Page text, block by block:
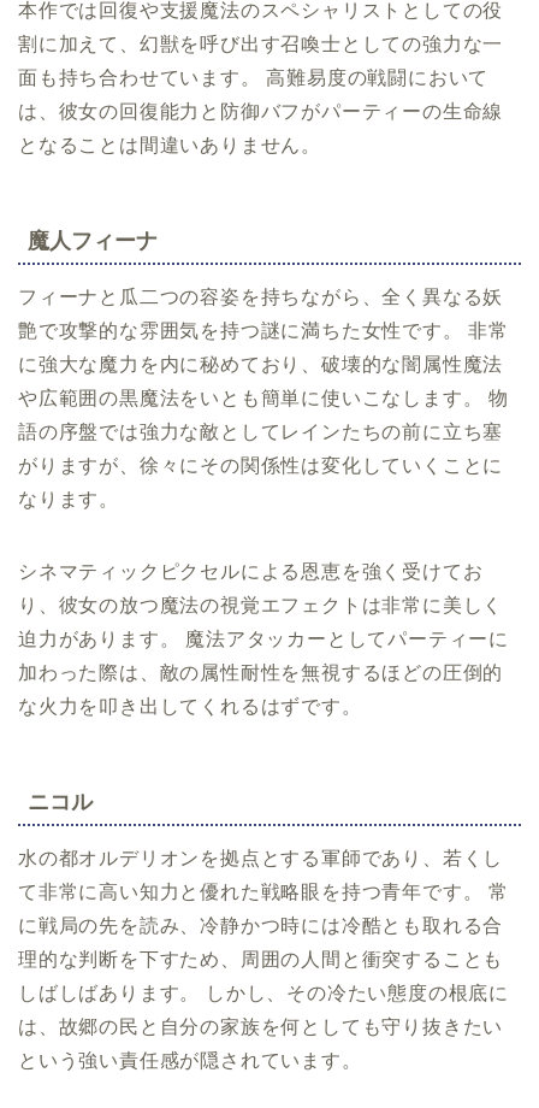
本作では回復や支援魔法のスペシャリストとしての役
割に加えて、幻獣を呼び出す召喚士としての強力な一
面も持ち合わせています。 高難易度の戦闘において
は、彼女の回復能力と防御バフがパーティーの生命線
となることは間違いありません。
魔人フィーナ
フィーナと瓜二つの容姿を持ちながら、全く異なる妖
艶で攻撃的な雰囲気を持つ謎に満ちた女性です。 非常
に強大な魔力を内に秘めており、破壊的な闇属性魔法
や広範囲の黒魔法をいとも簡単に使いこなします。 物
語の序盤では強力な敵としてレインたちの前に立ち塞
がりますが、徐々にその関係性は変化していくことに
なります。
シネマティックピクセルによる恩恵を強く受けてお
り、彼女の放つ魔法の視覚エフェクトは非常に美しく
迫力があります。 魔法アタッカーとしてパーティーに
加わった際は、敵の属性耐性を無視するほどの圧倒的
な火力を叩き出してくれるはずです。
ニコル
水の都オルデリオンを拠点とする軍師であり、若くし
て非常に高い知力と優れた戦略眼を持つ青年です。 常
に戦局の先を読み、冷静かつ時には冷酷とも取れる合
理的な判断を下すため、周囲の人間と衝突することも
しばしばあります。 しかし、その冷たい態度の根底に
は、故郷の民と自分の家族を何としても守り抜きたい
という強い責任感が隠されています。